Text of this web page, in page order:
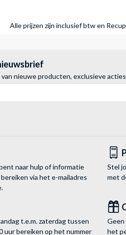
Alle prijzen zijn inclusief btw en
nieuwe producten, exclusieve
naar hulp of informatie
via het e-mailadres
.
Stel
met
t.e.m. zaterdag tussen
uur bereiken op het nummer
Geen
het